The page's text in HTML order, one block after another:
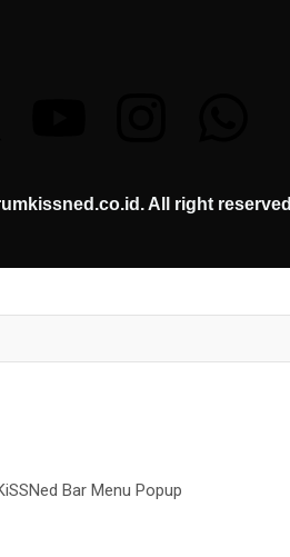
All right reserved